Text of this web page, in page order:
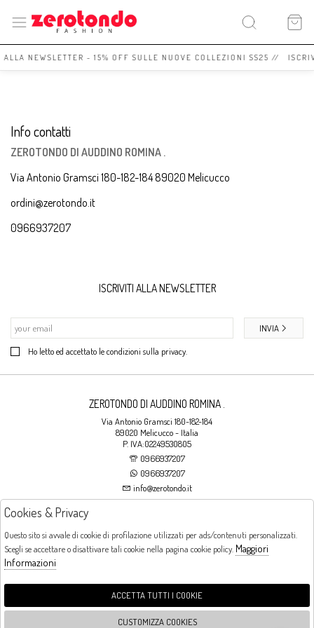
ALLA NEWSLETTER - 15% OFF SULLE NUOVE COLLEZIONI SS25 //
Info contatti
ZEROTONDO DI AUDDINO ROMINA .
Via Antonio Gramsci 180-182-184 89020 Melicucco
ordini@zerotondo.it
0966937207
ISCRIVITI ALLA NEWSLETTER
Ho letto ed accettato le condizioni sulla privacy.
INVIA
ZEROTONDO DI AUDDINO ROMINA .
Via Antonio Gramsci 180-182-184
89020 Melicucco - Italia
P. IVA:02249530805
0966937207
0966937207
info@zerotondo.it
Orari di apertura
LUNEDI: CHIUSO LA MATTINA - DALLE 16:00 ALLE 20:00 DAL MARTEDI AL
Cookies & Privacy
Questo sito si avvale di cookie di profilazione utilizzati per ads/contenuti personalizzati.
Scegli se accettare o disattivare tali cookie nella pagina cookie policy. Maggiori
Informazioni
ACCETTA TUTTI I COOKIE
CUSTOMIZZA COOKIES